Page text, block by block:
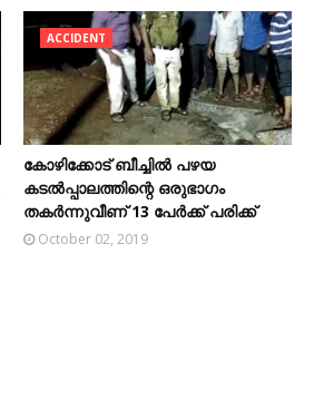
ACCIDENT
കോഴിക്കോട് ബീച്ചില്‍ പഴയ
കടല്‍പ്പാലത്തിന്റെ ഒരുഭാഗം
തകര്‍ന്നുവീണ് 13 പേര്‍ക്ക് പരിക്ക്
October 02, 2019